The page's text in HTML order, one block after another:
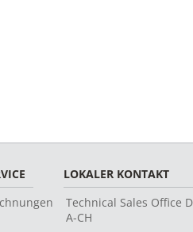
LOKALER KONTAKT
Technical Sales Office
A-CH